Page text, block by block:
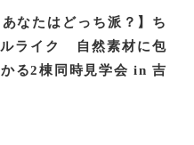
なたはどっち派？】ち
ライク 自然素材に包
る2棟同時見学会 in 吉